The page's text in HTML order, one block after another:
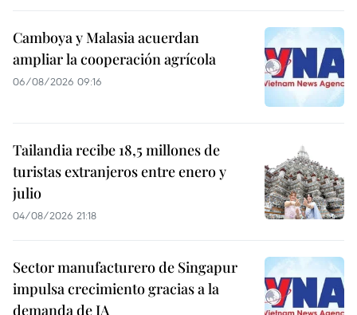
Camboya y Malasia acuerdan
ampliar la cooperación agrícola
06/08/2026 09:16
Tailandia recibe 18,5 millones de
turistas extranjeros entre enero y
julio
04/08/2026 21:18
Sector manufacturero de Singapur
impulsa crecimiento gracias a la
demanda de IA